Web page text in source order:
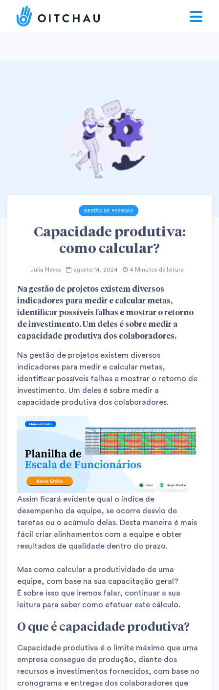
GESTÃO DE PESSOAS
Capacidade produtiva:
como calcular?
Julia Neves agosto 14, 2024 4 Minutos de leitura
Na gestão de projetos existem diversos
indicadores para medir e calcular metas,
identificar possíveis falhas e mostrar o retorno
de investimento. Um deles é sobre medir a
capacidade produtiva dos colaboradores.
Na gestão de projetos existem diversos
indicadores para medir e calcular metas,
identificar possíveis falhas e mostrar o retorno de
investimento. Um deles é sobre medir a
capacidade produtiva dos colaboradores.
Assim ficará evidente qual o índice de
desempenho da equipe, se ocorre desvio de
tarefas ou o acúmulo delas. Desta maneira é mais
fácil criar alinhamentos com a equipe e obter
resultados de qualidade dentro do prazo.
Mas como calcular a produtividade de uma
equipe, com base na sua capacitação geral?
É sobre isso que iremos falar, continuar a sua
leitura para saber como efetuar este cálculo.
O que é capacidade produtiva?
Capacidade produtiva é o limite máximo que uma
empresa consegue de produção, diante dos
recursos e investimentos fornecidos, com base no
cronograma e entregas dos colaboradores que